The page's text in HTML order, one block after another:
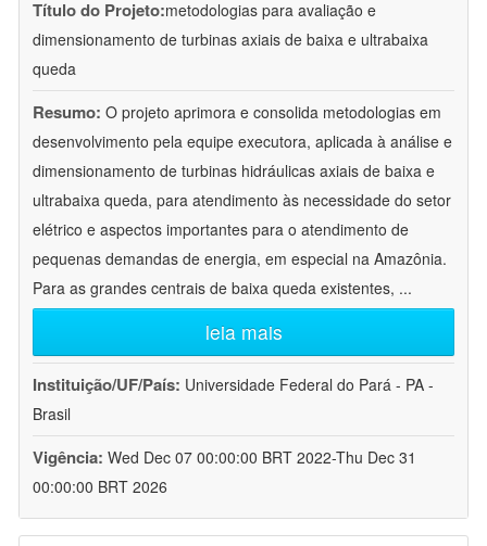
Título do Projeto:metodologias para avaliação e
dimensionamento de turbinas axiais de baixa e ultrabaixa
queda
Resumo: O projeto aprimora e consolida metodologias em
desenvolvimento pela equipe executora, aplicada à análise e
dimensionamento de turbinas hidráulicas axiais de baixa e
ultrabaixa queda, para atendimento às necessidade do setor
elétrico e aspectos importantes para o atendimento de
pequenas demandas de energia, em especial na Amazônia.
Para as grandes centrais de baixa queda existentes, ...
leia mais
Instituição/UF/País: Universidade Federal do Pará - PA -
Brasil
Vigência: Wed Dec 07 00:00:00 BRT 2022-Thu Dec 31
00:00:00 BRT 2026